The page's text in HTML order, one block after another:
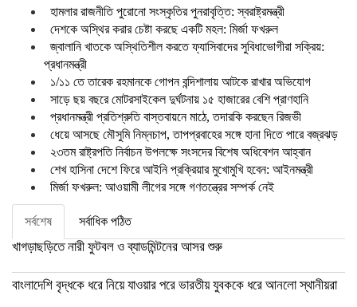
হামলার রাজনীতি পুরোনো সংস্কৃতির পুনরাবৃত্তি: স্বরাষ্ট্রমন্ত্রী
দেশকে অস্থির করার চেষ্টা করছে একটি মহল: মির্জা ফখরুল
জ্বালানি খাতকে অস্থিতিশীল করতে ফ্যাসিবাদের সুবিধাভোগীরা সক্রিয়:
প্রধানমন্ত্রী
১/১১ তে তারেক রহমানকে গোপন বন্দিশালায় আটকে রাখার অভিযোগ
সাড়ে ছয় বছরে মোটরসাইকেল দুর্ঘটনায় ১৫ হাজারের বেশি প্রাণহানি
প্রধানমন্ত্রী প্রতিশ্রুতি বাস্তবায়নে মাঠে, তদারকি করছেন রিজভী
ধেয়ে আসছে মৌসুমি নিম্নচাপ, তাপপ্রবাহের সঙ্গে হানা দিতে পারে বজ্রঝড়
২৩তম রাষ্ট্রপতি নির্বাচন উপলক্ষে সংসদের বিশেষ অধিবেশন আহ্বান
শেখ হাসিনা দেশে ফিরে আইনি প্রক্রিয়ার মুখোমুখি হবেন: আইনমন্ত্রী
মির্জা ফখরুল: আওয়ামী লীগের সঙ্গে গণতন্ত্রের সম্পর্ক নেই
সর্বশেষ সর্বাধিক পঠিত
খাগড়াছড়িতে নারী ফুটবল ও ব্যাডমিন্টনের আসর শুরু
বাংলাদেশি বৃদ্ধকে ধরে নিয়ে যাওয়ার পরে ভারতীয় যুবককে ধরে আনলো স্থানীয়রা